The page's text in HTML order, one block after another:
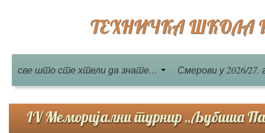
ТЕХНИЧКА ШКОЛА
све што сте хтели да знате… Смерови у 2026/27.
IV Меморијални турнир „Љубиша